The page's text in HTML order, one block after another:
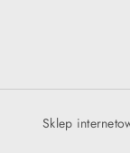
Sklep